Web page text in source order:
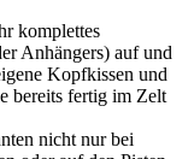
komplettes
Anhängers) auf und
Kopfkissen und
bereits fertig im Zelt
nicht nur bei